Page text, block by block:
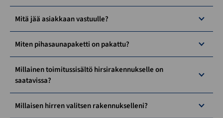
Mitä jää asiakkaan vastuulle?
Miten pihasaunapaketti on pakattu?
Millainen toimitussisältö hirsirakennukselle on
saatavissa?
Millaisen hirren valitsen rakennukselleni?